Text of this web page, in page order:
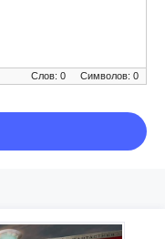
Символов: 0
Слов: 0